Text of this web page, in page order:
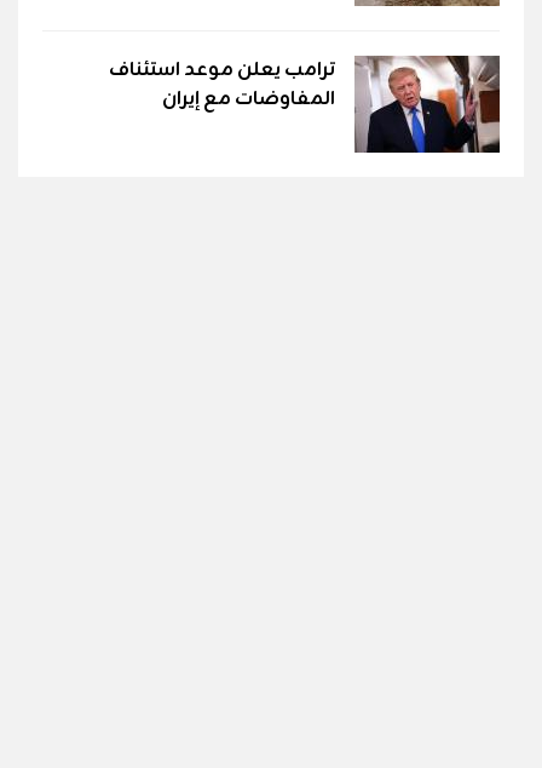
ترامب يعلن موعد استئناف
المفاوضات مع إيران